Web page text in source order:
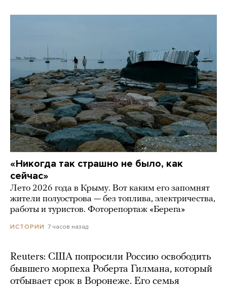
«Никогда так страшно не было, как
сейчас»
Лето 2026 года в Крыму. Вот каким его запомнят
жители полуострова — без топлива, электричества,
работы и туристов. Фоторепортаж «Берега»
ИСТОРИИ 7 часов назад
Reuters: США попросили Россию освободить
бывшего морпеха Роберта Гилмана, который
отбывает срок в Воронеже. Его семья